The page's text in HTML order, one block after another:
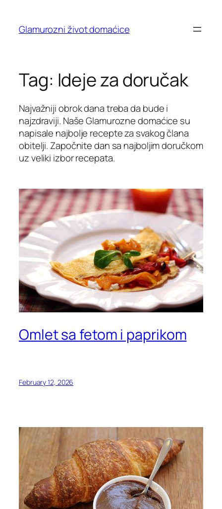
content
Glamurozni život domaćice
Tag: Ideje za doručak
Najvažniji obrok dana treba da bude i
najzdraviji. Naše Glamurozne domaćice su
napisale najbolje recepte za svakog člana
obitelji. Započnite dan sa najboljim doručkom
uz veliki izbor recepata.
Omlet sa fetom i paprikom
February 12, 2026